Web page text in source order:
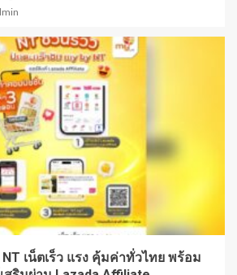
เน็ตเร็ว แรง คุ้มค่าทั่วไทย พร้อม